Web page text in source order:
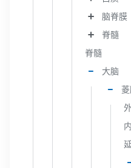
脑脊膜
脊髓
脊髓
大脑